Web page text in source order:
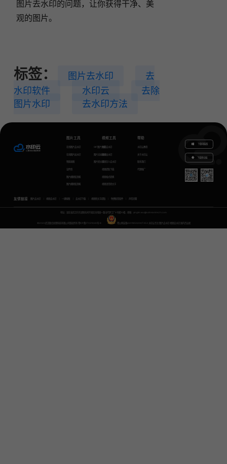
图片去水印的问题，让你获得干净、美
观的图片。
标签： 图片去水印
去
水印软件
水印云
去除
图片水印
去水印方法
图片工具
在线图片去水印
在线图片加水印
智能抠图
证件照
图片模糊变清晰
图片模糊变清晰
GIF图片生成
图片无损放大
图片转文字
视频工具
视频去水印
视频加水印
视频怎么去水印
视频提取下载
视频格式转换
视频语音转文字
帮助
水印云教程
关于水印云
联系我们
代理推广
下载电脑版
下载移动端
友情链接 图片去水印 视频去水印 一键抠图 去水印下载 视频转文字提取 免费配音软件 声音克隆
地址：湖北省武汉市东湖新技术开发区关南园一路当代梦工厂4号楼10楼，邮箱：yinglin.wu@udreamtech.com
©2020武汉联合创想科技有限公司版权所有 鄂ICP备17031026号-8 鄂公网安备42018502007353 水印云专注 图片去水印 视频去水印 国内杰出者